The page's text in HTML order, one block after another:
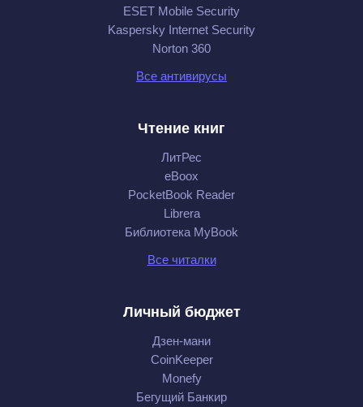
ESET Mobile Security
Kaspersky Internet Security
Norton 360
Все антивирусы
Чтение книг
ЛитРес
eBoox
PocketBook Reader
Librera
Библиотека MyBook
Все читалки
Личный бюджет
Дзен-мани
CoinKeeper
Monefy
Бегущий Банкир